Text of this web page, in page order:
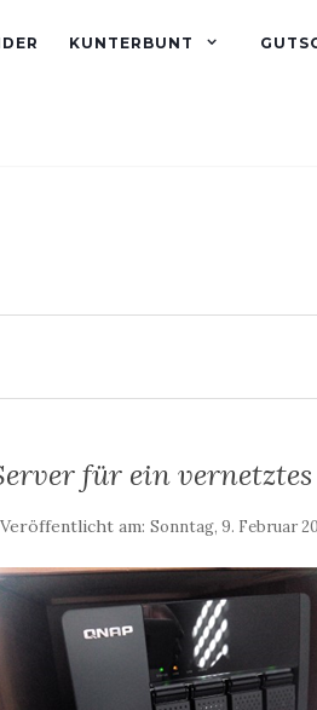
KUNTERBUNT
für ein vernetztes
Veröffentlicht am: Sonntag, 9. Februar